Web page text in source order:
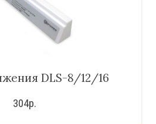
DLS-8/12/16
304р.